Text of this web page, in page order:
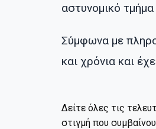
αστυνομικό
Σύμφωνα με
και χρόνια και
Δείτε όλες τις
στιγμή που